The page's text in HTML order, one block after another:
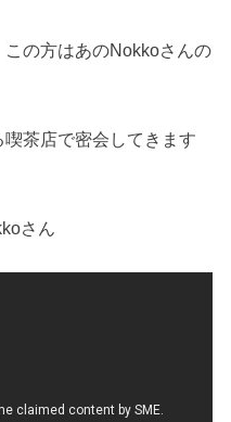
の方はあのNokkoさんの
茶店で密会してきます
さん